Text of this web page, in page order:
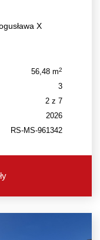
X
56,48 m2
3
2 z 7
2026
RS-MS-961342